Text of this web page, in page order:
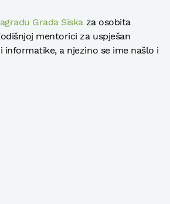
Grada Siska za osobita
mentorici za uspješan
a njezino se ime našlo i